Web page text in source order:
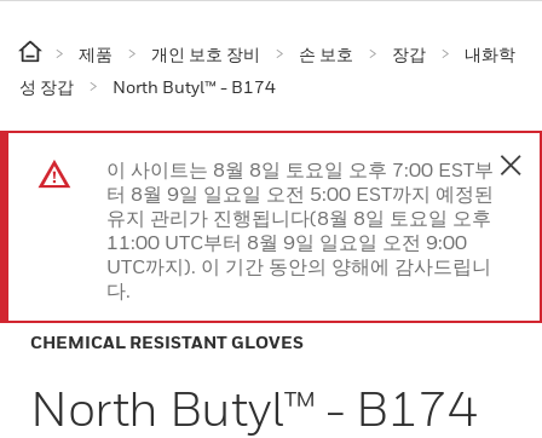
제품 개인 보호 장비 손 보호 장갑
내화학
성 장갑
North Butyl™ - B174
이 사이트는 8월 8일 토요일 오후 7:00 EST부
터 8월 9일 일요일 오전 5:00 EST까지 예정된
유지 관리가 진행됩니다(8월 8일 토요일 오후
11:00 UTC부터 8월 9일 일요일 오전 9:00
UTC까지). 이 기간 동안의 양해에 감사드립니
다.
CHEMICAL RESISTANT GLOVES
North Butyl™ - B174